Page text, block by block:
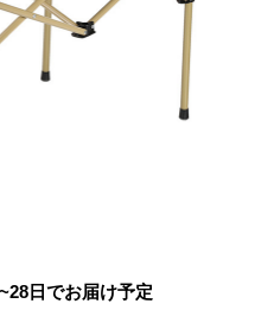
日でお届け予定